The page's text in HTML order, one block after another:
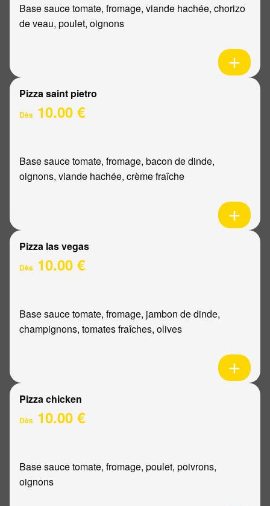
Base sauce tomate, fromage, viande hachée, chorizo
de veau, poulet, oignons
Pizza saint pietro
Dès 10.00 €
Base sauce tomate, fromage, bacon de dinde,
oignons, viande hachée, crème fraîche
Pizza las vegas
Dès 10.00 €
Base sauce tomate, fromage, jambon de dinde,
champignons, tomates fraîches, olives
Pizza chicken
Dès 10.00 €
Base sauce tomate, fromage, poulet, poivrons,
oignons